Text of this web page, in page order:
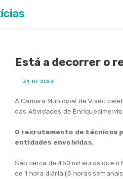
Está a decorrer o
31-07-2023
A Câmara Municipal de Viseu
das Atividades de
O recrutamento de técnicos
entidades envolvidas.
São cerca de 450 mil euros que
de 1 hora diária (5 horas